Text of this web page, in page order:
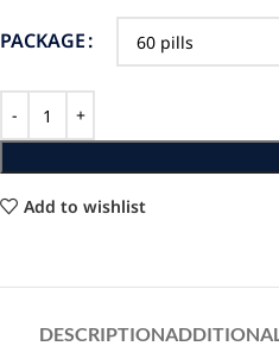
PACKAGE
Add to wishlist
DESCRIPTION